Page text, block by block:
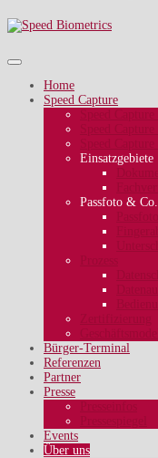
Home
Speed Capture
Einsatzgebiete
Passfoto & Co.
Bürger-Terminal
Referenzen
Partner
Presse
Events
Über uns